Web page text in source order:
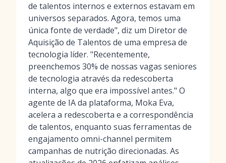
de talentos internos e externos estavam em
universos separados. Agora, temos uma
única fonte de verdade", diz um Diretor de
Aquisição de Talentos de uma empresa de
tecnologia líder. "Recentemente,
preenchemos 30% de nossas vagas seniores
de tecnologia através da redescoberta
interna, algo que era impossível antes." O
agente de IA da plataforma, Moka Eva,
acelera a redescoberta e a correspondência
de talentos, enquanto suas ferramentas de
engajamento omni-channel permitem
campanhas de nutrição direcionadas. As